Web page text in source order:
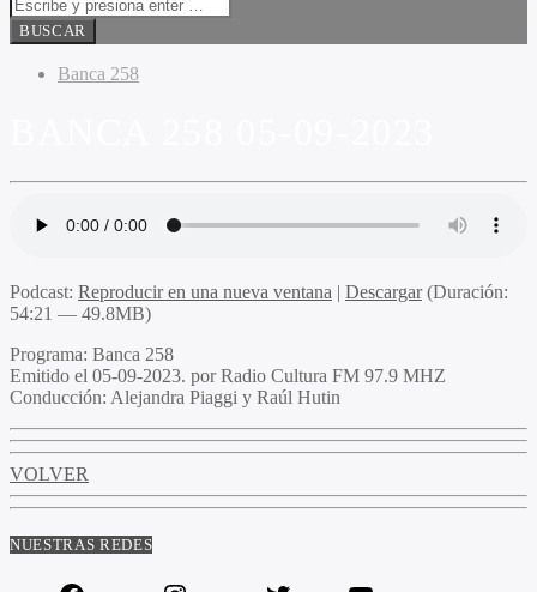
Banca 258
Podcast: Reproducir en una nueva ventana | Descargar(Duración:
54:21 — 49.8MB)
Programa: Banca 258
Emitido el 05-09-2023. por Radio Cultura FM 97.9 MHZ
Conducción: Alejandra Piaggi y Raúl Hutin
VOLVER
NUESTRAS REDES